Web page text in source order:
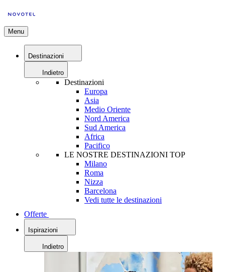
Menu
Destinazioni
Indietro
Destinazioni
Europa
Asia
Medio Oriente
Nord America
Sud America
Africa
Pacifico
LE NOSTRE DESTINAZIONI TOP
Milano
Roma
Nizza
Barcelona
Vedi tutte le destinazioni
Offerte
Ispirazioni
Indietro